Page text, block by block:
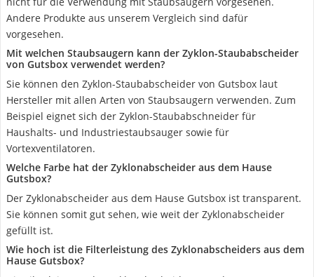
Andere Produkte aus unserem Vergleich sind dafür
vorgesehen.
Mit welchen Staubsaugern kann der Zyklon-Staubabscheider
von Gutsbox verwendet werden?
Sie können den Zyklon-Staubabscheider von Gutsbox laut
Hersteller mit allen Arten von Staubsaugern verwenden. Zum
Beispiel eignet sich der Zyklon-Staubabschneider für
Haushalts- und Industriestaubsauger sowie für
Vortexventilatoren.
Welche Farbe hat der Zyklonabscheider aus dem Hause
Gutsbox?
Der Zyklonabscheider aus dem Hause Gutsbox ist transparent.
Sie können somit gut sehen, wie weit der Zyklonabscheider
gefüllt ist.
Wie hoch ist die Filterleistung des Zyklonabscheiders aus dem
Hause Gutsbox?